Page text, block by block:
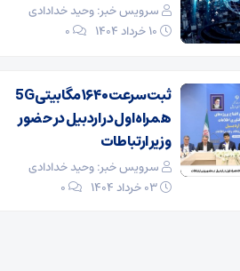
سرویس خبر: وحید خدادادی
0
ثبت سرعت ۱۶۴۰ مگابیتی 5G
همراه اول در اردبیل در حضور
وزیر ارتباطات
سرویس خبر: وحید خدادادی
۰۳ خرداد ۱۴۰۴
0